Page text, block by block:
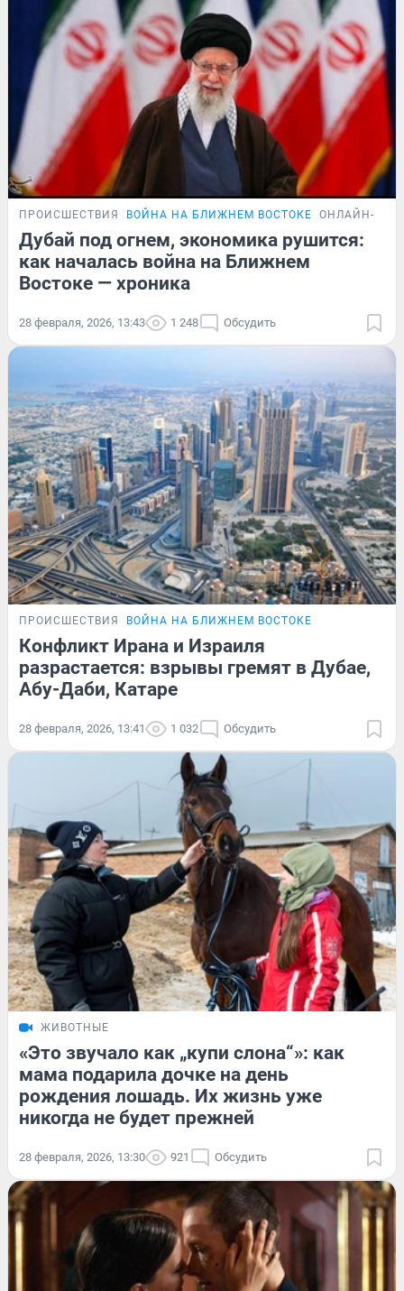
ПРОИСШЕСТВИЯ ВОЙНА НА БЛИЖНЕМ ВОСТОКЕ ОНЛАЙН-
Дубай под огнем, экономика рушится:
как началась война на Ближнем
Востоке — хроника
28 февраля, 2026, 13:43 1 248 Обсудить
ПРОИСШЕСТВИЯ ВОЙНА НА БЛИЖНЕМ ВОСТОКЕ
Конфликт Ирана и Израиля
разрастается: взрывы гремят в Дубае,
Абу-Даби, Катаре
28 февраля, 2026, 13:41 1 032 Обсудить
ЖИВОТНЫЕ
«Это звучало как „купи слона“»: как
мама подарила дочке на день
рождения лошадь. Их жизнь уже
никогда не будет прежней
28 февраля, 2026, 13:30 921 Обсудить